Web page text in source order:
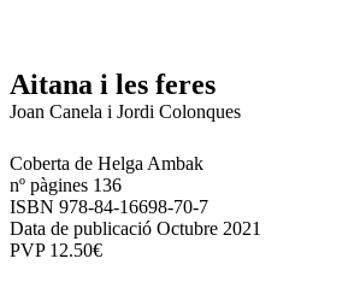
Aitana i les feres
Joan Canela i Jordi Colonques
Coberta de Helga Ambak
nº pàgines 136
ISBN 978-84-16698-70-7
Data de publicació Octubre 2021
PVP 12.50€